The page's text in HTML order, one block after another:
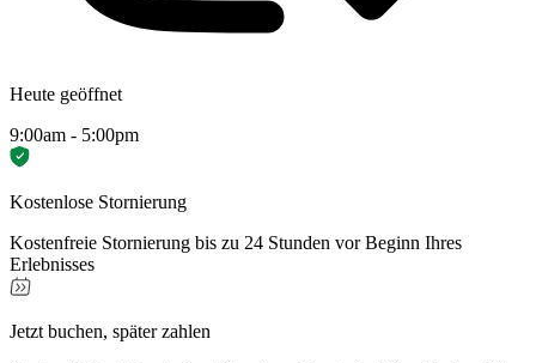
Heute geöffnet
9:00am - 5:00pm
Kostenlose Stornierung
Kostenfreie Stornierung bis zu 24 Stunden vor Beginn Ihres
Erlebnisses
Jetzt buchen, später zahlen